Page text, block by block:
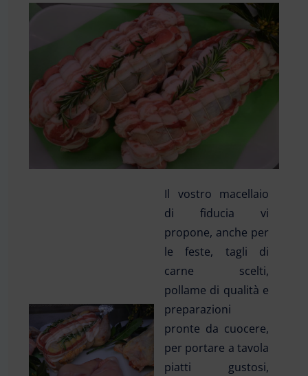
Il vostro macellaio
di fiducia vi
propone, anche per
le feste, tagli di
carne scelti,
pollame di qualità e
preparazioni
pronte da cuocere,
per portare a tavola
piatti gustosi,